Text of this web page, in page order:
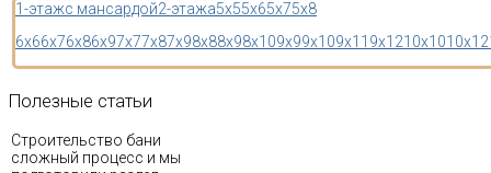
1-этажс мансардой2-этажа5x55x65x75x8
6x66x76x86x97x77x87x98x88x98x109x99x109x11 9x1210x1010x12
Полезные статьи
Строительство бани
сложный процесс и мы